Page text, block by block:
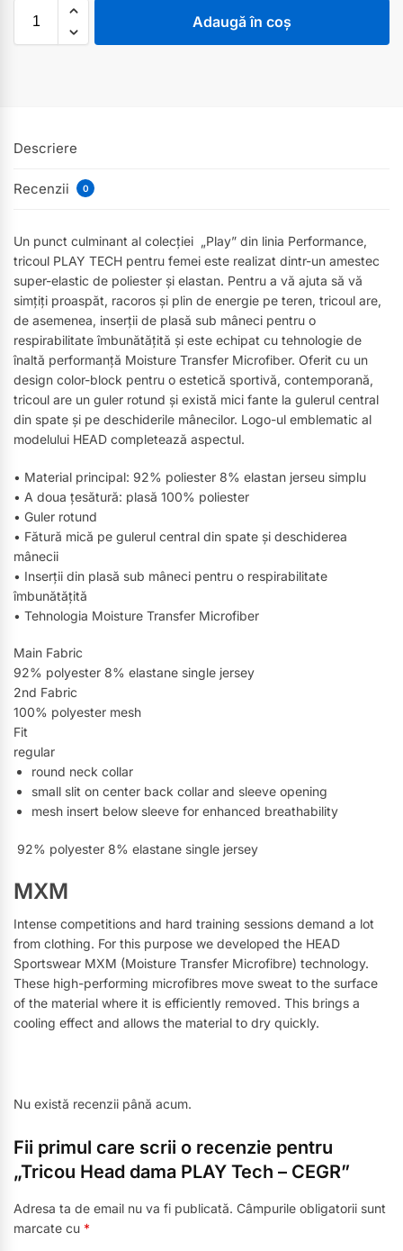
Adaugă în coș
Descriere
Recenzii 0
Un punct culminant al colecției „Play” din linia Performance,
tricoul PLAY TECH pentru femei este realizat dintr-un amestec
super-elastic de poliester și elastan. Pentru a vă ajuta să vă
simțiți proaspăt, racoros și plin de energie pe teren, tricoul are,
de asemenea, inserții de plasă sub mâneci pentru o
respirabilitate îmbunătățită și este echipat cu tehnologie de
înaltă performanță Moisture Transfer Microfiber. Oferit cu un
design color-block pentru o estetică sportivă, contemporană,
tricoul are un guler rotund și există mici fante la gulerul central
din spate și pe deschiderile mânecilor. Logo-ul emblematic al
modelului HEAD completează aspectul.
• Material principal: 92% poliester 8% elastan jerseu simplu
• A doua țesătură: plasă 100% poliester
• Guler rotund
• Fătură mică pe gulerul central din spate și deschiderea
mânecii
• Inserții din plasă sub mâneci pentru o respirabilitate
îmbunătățită
• Tehnologia Moisture Transfer Microfiber
Main Fabric
92% polyester 8% elastane single jersey
2nd Fabric
100% polyester mesh
Fit
regular
round neck collar
small slit on center back collar and sleeve opening
mesh insert below sleeve for enhanced breathability
92% polyester 8% elastane single jersey
MXM
Intense competitions and hard training sessions demand a lot
from clothing. For this purpose we developed the HEAD
Sportswear MXM (Moisture Transfer Microfibre) technology.
These high-performing microfibres move sweat to the surface
of the material where it is efficiently removed. This brings a
cooling effect and allows the material to dry quickly.
Nu există recenzii până acum.
Fii primul care scrii o recenzie pentru
„Tricou Head dama PLAY Tech – CEGR”
Adresa ta de email nu va fi publicată. Câmpurile obligatorii sunt
marcate cu *